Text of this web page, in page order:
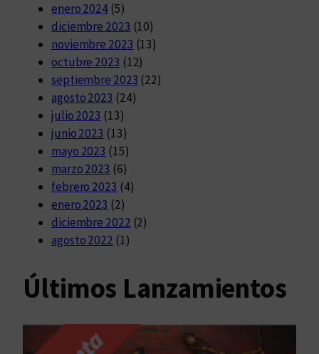
enero 2024 (5)
diciembre 2023 (10)
noviembre 2023 (13)
octubre 2023 (12)
septiembre 2023 (22)
agosto 2023 (24)
julio 2023 (13)
junio 2023 (13)
mayo 2023 (15)
marzo 2023 (6)
febrero 2023 (4)
enero 2023 (2)
diciembre 2022 (2)
agosto 2022 (1)
Últimos Lanzamientos